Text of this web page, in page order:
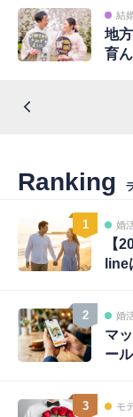
結
地
育
Ranking
1 婚
【
2 婚
マ
ー
3 モ